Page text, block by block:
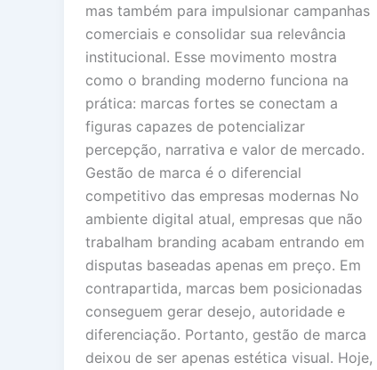
mas também para impulsionar campanhas
comerciais e consolidar sua relevância
institucional. Esse movimento mostra
como o branding moderno funciona na
prática: marcas fortes se conectam a
figuras capazes de potencializar
percepção, narrativa e valor de mercado.
Gestão de marca é o diferencial
competitivo das empresas modernas No
ambiente digital atual, empresas que não
trabalham branding acabam entrando em
disputas baseadas apenas em preço. Em
contrapartida, marcas bem posicionadas
conseguem gerar desejo, autoridade e
diferenciação. Portanto, gestão de marca
deixou de ser apenas estética visual. Hoje,